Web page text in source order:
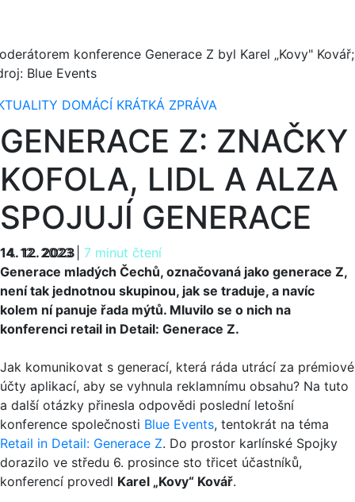
konference Generace Z byl Karel „Kovy" Kovář;
Blue Events
DOMÁCÍ KRÁTKÁ ZPRÁVA
GENERACE Z: ZNAČKY
KOFOLA, LIDL A ALZA
SPOJUJÍ GENERACE
14. 12. 2023 7 minut čtení
14. 12. 2023
Generace mladých Čechů, označovaná jako generace Z,
není tak jednotnou skupinou, jak se traduje, a navíc
kolem ní panuje řada mýtů. Mluvilo se o nich na
konferenci retail in Detail: Generace Z.
Jak komunikovat s generací, která ráda utrácí za prémiové
účty aplikací, aby se vyhnula reklamnímu obsahu? Na tuto
a další otázky přinesla odpovědi poslední letošní
konference společnosti Blue Events, tentokrát na téma
Retail in Detail: Generace Z. Do prostor karlínské Spojky
dorazilo ve středu 6. prosince sto třicet účastníků,
konferencí provedl Karel „Kovy“ Kovář.